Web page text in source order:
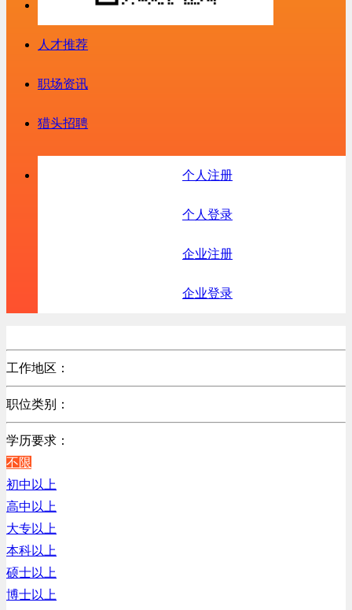
人才推荐
职场资讯
猎头招聘
个人注册
个人登录
企业注册
企业登录
工作地区：
不限
北京
广东
江苏
陕西
浙江
辽宁
上海
职位类别：
不限
机械制造/仪器仪表类
计算机硬件类
销售管理类
计算机软件类
贸易/物流/仓储/采购类
客服及凯发娱乐网址的技术支持类
电子/电器/半导体类
电力电气/能源/自动化
学历要求：
不限
初中以上
高中以上
大专以上
本科以上
硕士以上
博士以上